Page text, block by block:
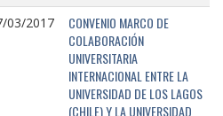
03/2017
CONVENIO MARCO DE
COLABORACIÓN
UNIVERSITARIA
INTERNACIONAL ENTRE LA
UNIVERSIDAD DE LOS LAGOS
(CHILE) Y LA UNIVERSIDAD